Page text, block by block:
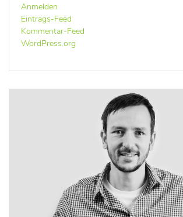
Anmelden
Eintrags-Feed
Kommentar-Feed
WordPress.org